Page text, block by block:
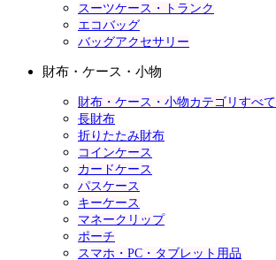
スーツケース・トランク
エコバッグ
バッグアクセサリー
財布・ケース・小物
財布・ケース・小物カテゴリすべて
長財布
折りたたみ財布
コインケース
カードケース
パスケース
キーケース
マネークリップ
ポーチ
スマホ・PC・タブレット用品